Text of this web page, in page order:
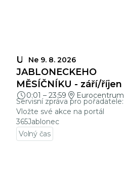
Ne 9. 8. 2026
UZÁVĚRKY
JABLONECKÉHO
MĚSÍČNÍKU - září/říjen
0:01 – 23:59 Eurocentrum
Servisní zpráva pro pořadatele:
Vložte své akce na portál
365Jablonec
Volný čas